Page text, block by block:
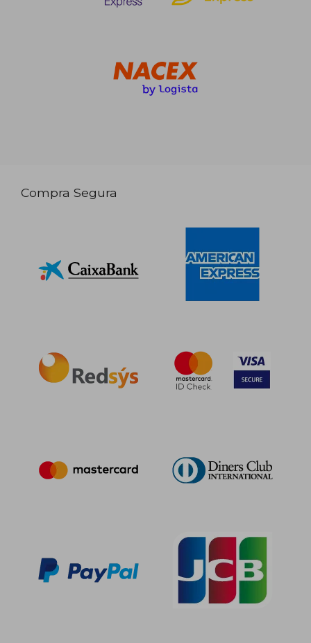
Compra Segura